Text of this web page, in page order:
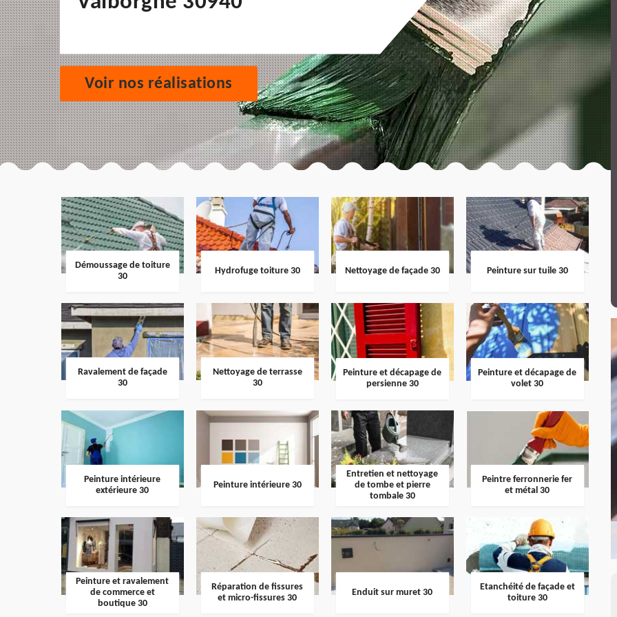
Voir nos réalisations
Démoussage de toiture
30
Hydrofuge toiture 30 Nettoyage de façade 30 Peinture sur tuile 30
Ravalement de façade
30
Nettoyage de terrasse
30
Peinture et décapage de
persienne 30
Peinture et décapage de
volet 30
Peinture intérieure
extérieure 30
Peinture intérieure 30
Entretien et nettoyage
de tombe et pierre
tombale 30
Peintre ferronnerie fer
et métal 30
Peinture et ravalement
de commerce et
boutique 30
Réparation de fissures
et micro-fissures 30
Enduit sur muret 30
Etanchéité de façade et
toiture 30